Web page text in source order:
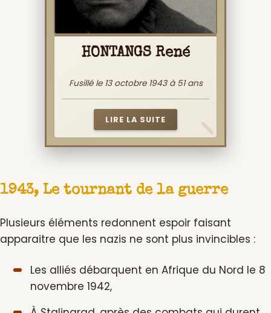
HONTANGS René
Fusillé le 13 octobre 1943 à 51 ans
LIRE LA SUITE
1943, Le tournant de la guerre
Plusieurs éléments redonnent espoir faisant
apparaitre que les nazis ne sont plus invincibles :
Les alliés débarquent en Afrique du Nord le 8
novembre 1942,